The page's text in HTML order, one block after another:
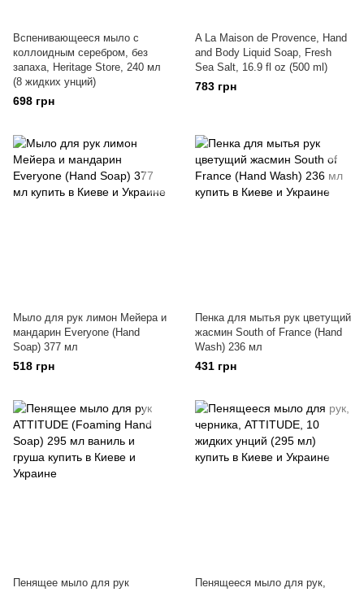
Вспенивающееся мыло с
коллоидным серебром, без
запаха, Heritage Store, 240 мл
(8 жидких унций)
698 грн
A La Maison de Provence, Hand
and Body Liquid Soap, Fresh
Sea Salt, 16.9 fl oz (500 ml)
783 грн
Мыло для рук лимон Мейера и
мандарин Everyone (Hand
Soap) 377 мл
518 грн
Пенка для мытья рук цветущий
жасмин South of France (Hand
Wash) 236 мл
431 грн
Пенящее мыло для рук
Пенящееся мыло для рук,